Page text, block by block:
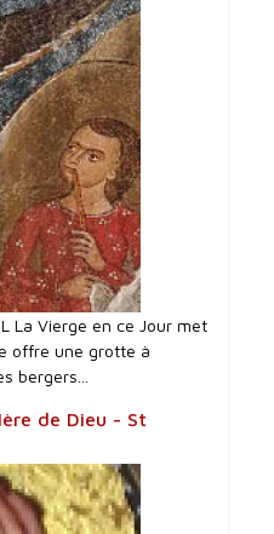
La Vierge en ce Jour met
offre une grotte à
bergers...
de Dieu - St